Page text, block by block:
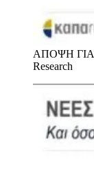
ΑΠΟΨΗ
Research